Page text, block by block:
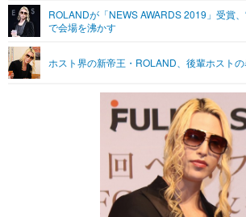
グラビア
その他
ROLANDが「NEWS AWARDS 2019」受賞
で会場を沸かす
ホスト界の新帝王・ROLAND、後輩ホストの